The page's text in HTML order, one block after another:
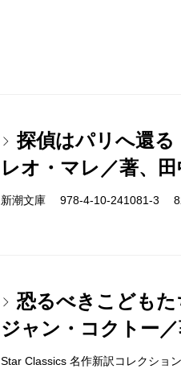
探偵はパリへ還る
レオ・マレ／著、
新潮文庫 978-4-10-241081-3
恐るべきこどもた
ジャン・コクトー
Star Classics 名作新訳コレク